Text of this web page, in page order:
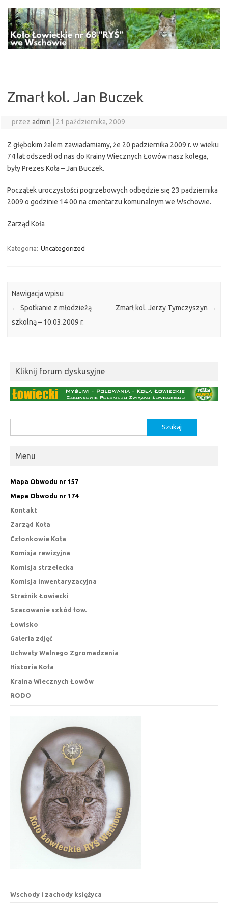
treści
Zmarł kol. Jan Buczek
przez admin 21 października, 2009
Z głębokim żalem zawiadamiamy, że 20 padziernika 2009 r. w wieku
74 lat odszedł od nas do Krainy Wiecznych Łowów nasz kolega,
były Prezes Koła – Jan Buczek.
Początek uroczystości pogrzebowych odbędzie się 23 padziernika
2009 o godzinie 14 00 na cmentarzu komunalnym we Wschowie.
Zarząd Koła
Kategoria: Uncategorized
Nawigacja wpisu
← Spotkanie z młodzieżą
szkolną – 10.03.2009 r.
Zmarł kol. Jerzy Tymczyszyn →
Kliknij forum dyskusyjne
Menu
Mapa Obwodu nr 157
Mapa Obwodu nr 174
Kontakt
Zarząd Koła
Członkowie Koła
Komisja rewizyjna
Komisja strzelecka
Komisja inwentaryzacyjna
Strażnik Łowiecki
Szacowanie szkód łow.
Łowisko
Galeria zdjęć
Uchwały Walnego Zgromadzenia
Historia Koła
Kraina Wiecznych Łowów
RODO
Wschody i zachody księżyca